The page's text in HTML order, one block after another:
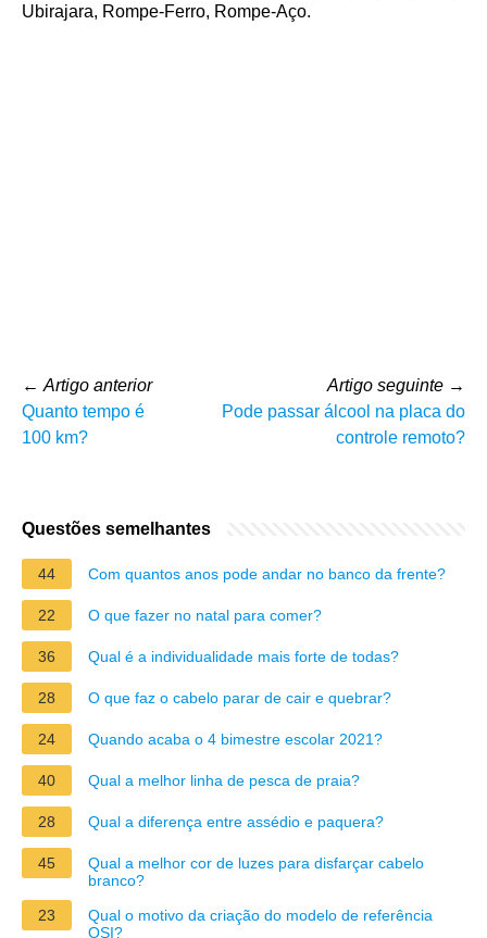
Ubirajara, Rompe-Ferro, Rompe-Aço.
← Artigo anterior
Quanto tempo é
100 km?
Artigo seguinte →
Pode passar álcool na placa do
controle remoto?
Questões semelhantes
44 Com quantos anos pode andar no banco da frente?
22 O que fazer no natal para comer?
36 Qual é a individualidade mais forte de todas?
28 O que faz o cabelo parar de cair e quebrar?
24 Quando acaba o 4 bimestre escolar 2021?
40 Qual a melhor linha de pesca de praia?
28 Qual a diferença entre assédio e paquera?
45
Qual a melhor cor de luzes para disfarçar cabelo
branco?
23
Qual o motivo da criação do modelo de referência
OSI?